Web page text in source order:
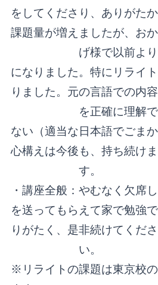
をしてくださり、ありがた
課題量が増えましたが、おか
げ様で以前よ
になりました。特にリライ
りました。元の言語での内容
を正確に理解
ない（適当な日本語でごま
心構えは今後も、持ち続けま
す。
・講座全般：やむなく欠席
を送ってもらえて家で勉強
りがたく、是非続けてくださ
い。
※リライトの課題は東京校